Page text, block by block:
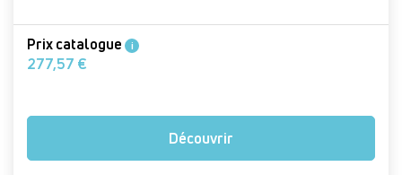
Prix catalogue i
277,57 €
Découvrir